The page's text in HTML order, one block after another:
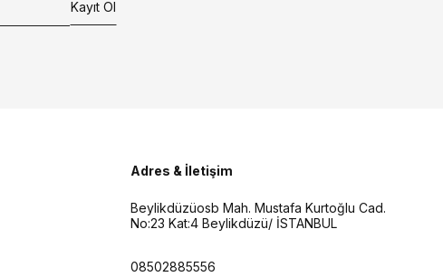
Kayıt Ol
Adres & İletişim
Beylikdüzüosb Mah. Mustafa Kurtoğlu Cad.
No:23 Kat:4 Beylikdüzü/ İSTANBUL
08502885556